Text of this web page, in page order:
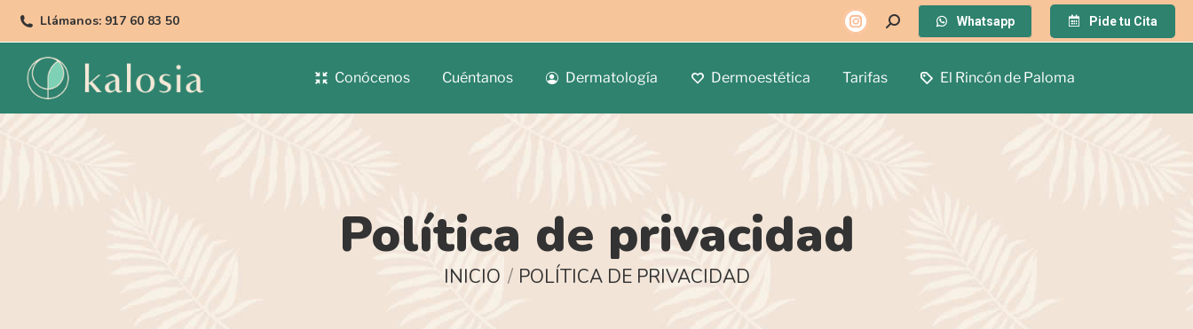
Llámanos: 917 60 83 50 Whatsapp Pide tu Cita
Conócenos Cuéntanos Dermatología Dermoestética Tarifas El Rincón de Paloma
Política de privacidad
Estás aquí:
INICIO POLÍTICA DE PRIVACIDAD